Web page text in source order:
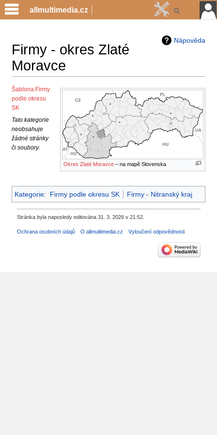
Nápověda
Firmy - okres Zlaté
Moravce
Jump
to
navigation
Jump
to
search
Okres Zlaté Moravce – na mapě Slovenska
Šablona:Firmy
podle okresu
SK
Tato kategorie
neobsahuje
žádné stránky
či soubory.
Kategorie: Firmy podle okresu SK Firmy - Nitranský kraj
Stránka byla naposledy editována 31. 3. 2026 v 21:52.
Ochrana osobních údajů O allmultimedia.cz Vyloučení odpovědnosti
allmultimedia.cz